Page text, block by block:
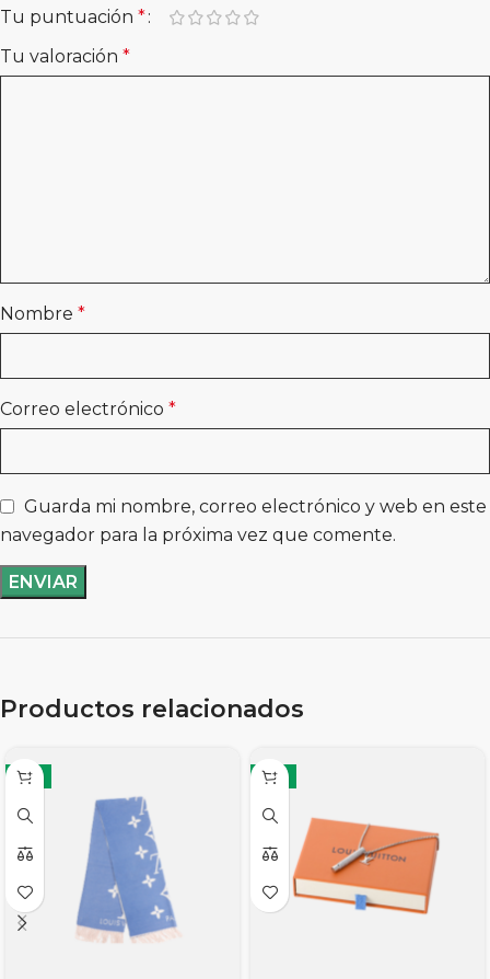
Tu puntuación *
Tu valoración *
Nombre *
Correo electrónico *
Guarda mi nombre, correo electrónico y web en este
navegador para la próxima vez que comente.
Productos relacionados
-11% -11%